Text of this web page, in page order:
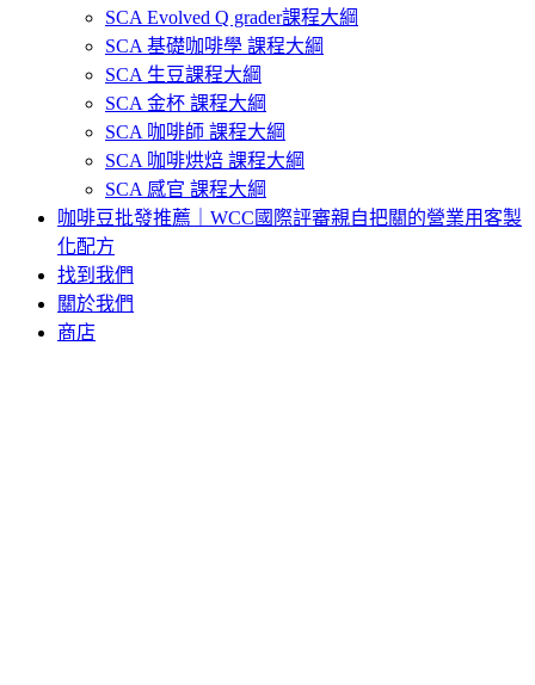
SCA Evolved Q grader課程大綱
SCA 基礎咖啡學 課程大綱
SCA 生豆課程大綱
SCA 金杯 課程大綱
SCA 咖啡師 課程大綱
SCA 咖啡烘焙 課程大綱
SCA 感官 課程大綱
咖啡豆批發推薦｜WCC國際評審親自把關的營業用客製
化配方
找到我們
關於我們
商店